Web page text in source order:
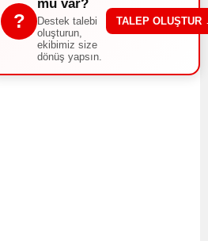
?
mu var?
Destek talebi
oluşturun,
ekibimiz size
dönüş yapsın.
TALEP OLUŞTUR